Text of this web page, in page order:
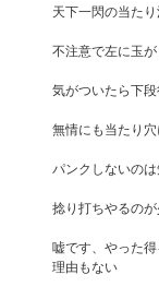
天下一閃の当た
不注意で左に玉
気がついたら下段
無情にも当たり
パンクしないの
捻り打ちやるの
嘘です、やった
理由もない